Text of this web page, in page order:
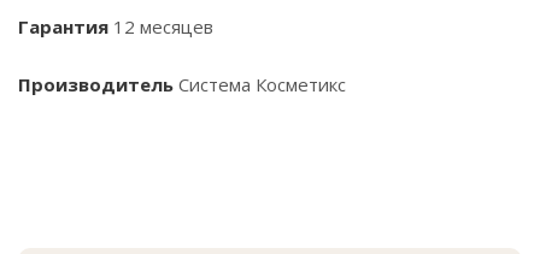
Гарантия 12 месяцев
Производитель Система Косметикс